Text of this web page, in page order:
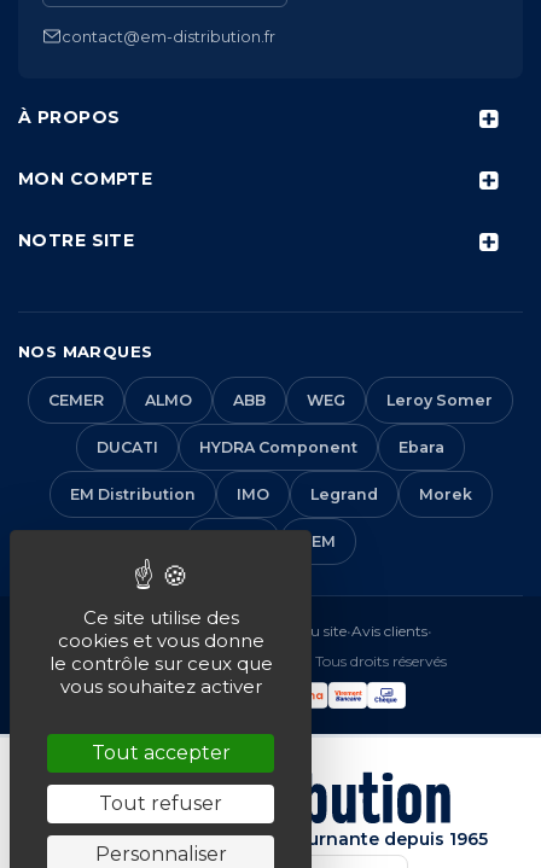
À PROPOS
MON COMPTE
NOTRE SITE
contact@em-distribution.fr
NOS MARQUES
CEMER ALMO ABB WEG Leroy Somer
DUCATI HYDRA Component Ebara
EM Distribution IMO Legrand Morek
VEM
Mentions légales Plan du site•Avis clients•
© 2016-2026 EM Distribution - Tous droits réservés
Spécialiste de la machine tournante depuis 1965
Ce site utilise des
cookies et vous donne
le contrôle sur ceux que
vous souhaitez activer
Tout accepter
Tout refuser
Personnaliser